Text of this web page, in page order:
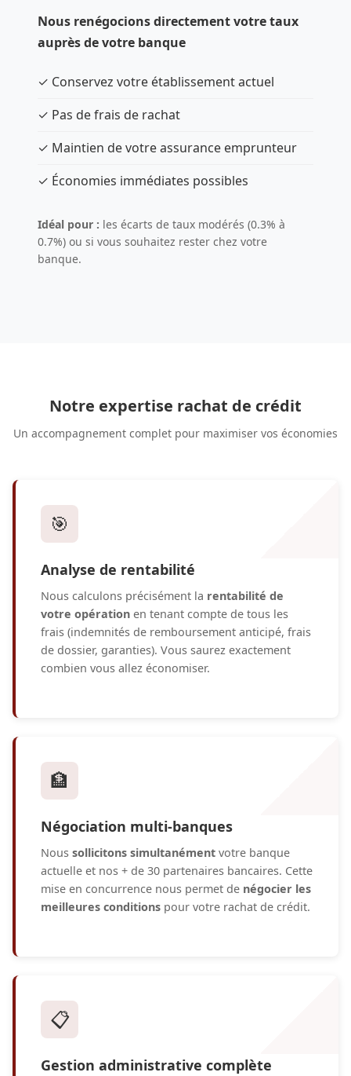
Nous renégocions directement votre taux
auprès de votre banque
✓ Conservez votre établissement actuel
✓ Pas de frais de rachat
✓ Maintien de votre assurance emprunteur
✓ Économies immédiates possibles
Idéal pour : les écarts de taux modérés (0.3% à
0.7%) ou si vous souhaitez rester chez votre
banque.
Notre expertise rachat de crédit
Un accompagnement complet pour maximiser vos économies
🎯
Analyse de rentabilité
Nous calculons précisément la rentabilité de
votre opération en tenant compte de tous les
frais (indemnités de remboursement anticipé, frais
de dossier, garanties). Vous saurez exactement
combien vous allez économiser.
🏦
Négociation multi-banques
Nous sollicitons simultanément votre banque
actuelle et nos + de 30 partenaires bancaires. Cette
mise en concurrence nous permet de négocier les
meilleures conditions pour votre rachat de crédit.
📋
Gestion administrative complète